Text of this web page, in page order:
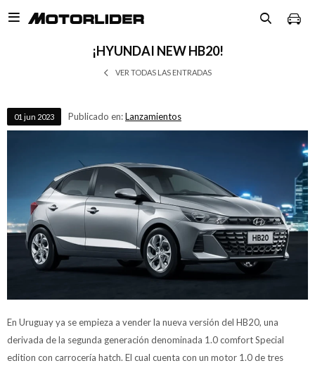

¡HYUNDAI NEW HB20!
VER TODAS LAS ENTRADAS
01 jun 2023 Publicado en:Lanzamientos
En Uruguay ya se empieza a vender la nueva versión del HB20, una
derivada de la segunda generación denominada 1.0 comfort Special
edition con carrocería hatch. El cual cuenta con un motor 1.0 de tres